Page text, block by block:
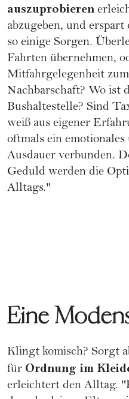
auszuprobieren
abzugeben, und
so einige Sorgen.
Fahrten übernehmen,
Mitfahrgelegenheit
Nachbarschaft? Wo ist
Bushaltestelle? Sind
weiß aus eigener
oftmals ein
Ausdauer verbunden.
Geduld werden die
Alltags."
Eine
Klingt komisch? Sorgt
für Ordnung im
erleichtert den Alltag.